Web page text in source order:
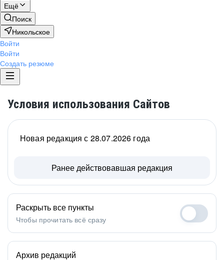
Ещё
Поиск
Никольское
Войти
Войти
Создать резюме
Условия использования Сайтов
Новая редакция с 28.07.2026 года
Ранее действовавшая редакция
Раскрыть все пункты
Чтобы прочитать всё сразу
Архив редакций